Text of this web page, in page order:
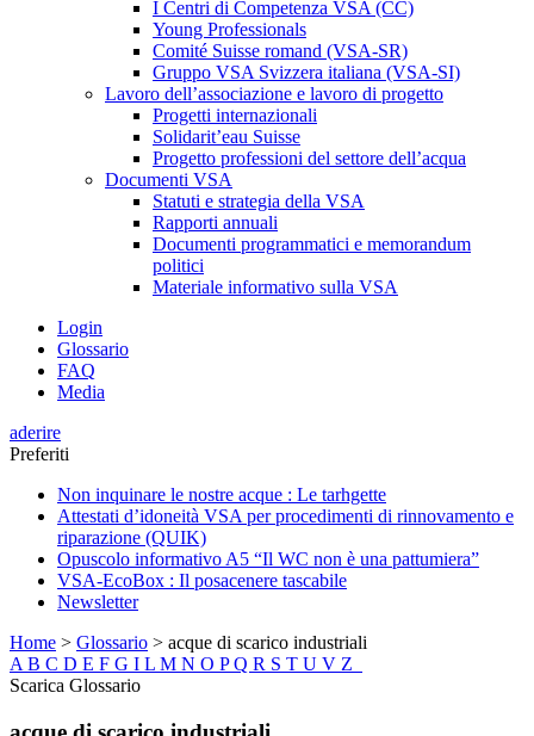
I Centri di Competenza VSA (CC)
Young Professionals
Comité Suisse romand (VSA-SR)
Gruppo VSA Svizzera italiana (VSA-SI)
Lavoro dell’associazione e lavoro di progetto
Progetti internazionali
Solidarit’eau Suisse
Progetto professioni del settore dell’acqua
Documenti VSA
Statuti e strategia della VSA
Rapporti annuali
Documenti programmatici e memorandum
politici
Materiale informativo sulla VSA
Login
Glossario
FAQ
Media
aderire
Preferiti
Non inquinare le nostre acque : Le tarhgette
Attestati d’idoneità VSA per procedimenti di rinnovamento e
riparazione (QUIK)
Opuscolo informativo A5 “Il WC non è una pattumiera”
VSA-EcoBox : Il posacenere tascabile
Newsletter
Home > Glossario > acque di scarico industriali
A B C D E F G I L M N O PQ R S T U V Z
Scarica Glossario